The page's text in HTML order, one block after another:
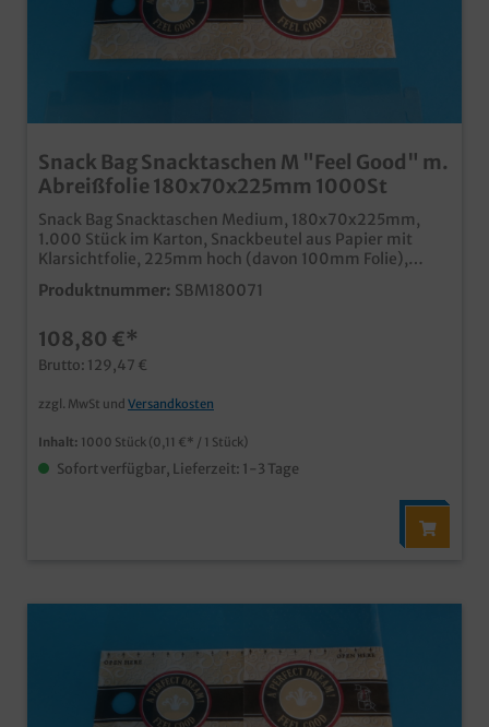
Snack Bag Snacktaschen M "Feel Good" m.
Abreißfolie 180x70x225mm 1000St
Snack Bag Snacktaschen Medium, 180x70x225mm,
1.000 Stück im Karton, Snackbeutel aus Papier mit
Klarsichtfolie, 225mm hoch (davon 100mm Folie),
Folieteil abreißbar, bequemer und sauberer Genuss für
unterwegs im Neutralmotiv "Feel good" FETTDICHT,
"Made in Germany" auch in Ihrem eigenen Motiv
bedruckbar, unser Kundenservice berät Sie gern
Produktnummer: SBM180071
108,80 €*
Brutto: 129,47 €
zzgl. MwSt und Versandkosten
Inhalt: 1000 Stück (0,11 €* / 1 Stück)
Sofort verfügbar, Lieferzeit: 1-3 Tage